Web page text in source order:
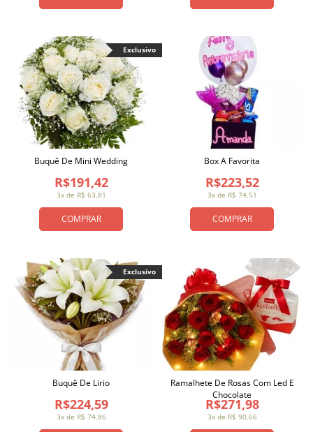
COMPRAR
3x de R$ 63,81
R$191,42
Buquê De Mini Wedding
Exclusivo
COMPRAR
3x de R$ 74,51
R$223,52
Box A Favorita
3x de R$ 74,86
R$224,59
Buquê De Lirio
Exclusivo
3x de R$ 90,66
R$271,98
Ramalhete De Rosas Com Led E
Chocolate